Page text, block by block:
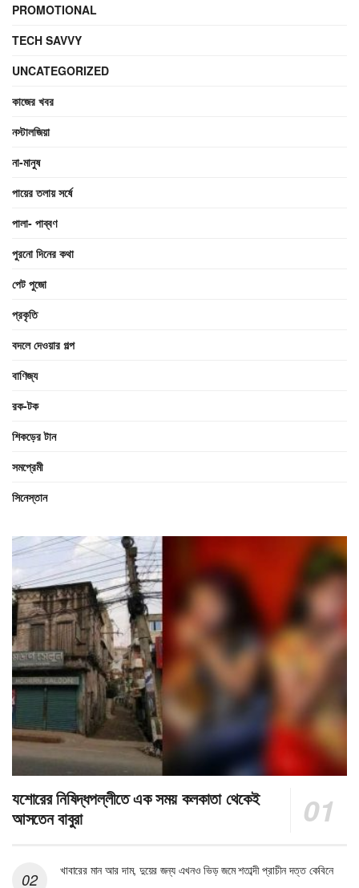
PROMOTIONAL
TECH SAVVY
UNCATEGORIZED
কাজের খবর
নস্টালজিয়া
না-মানুষ
পায়ের তলায় সর্ষে
পালা- পাব্বণ
পুরনো দিনের কথা
পেট পুজো
প্রকৃতি
বদলে দেওয়ার গল্প
বাণিজ্য
রক-টক
শিকড়ের টান
সমপ্রেমী
সিনেস্তান
যশোরের নিষিদ্ধপল্লীতে এক সময় কলকাতা থেকেই
আসতেন বাবুরা
খাবারের মান আর দাম, দুয়ের জন্য এখনও ভিড় জমে শতাব্দী প্রাচীন দত্ত কেবিনে